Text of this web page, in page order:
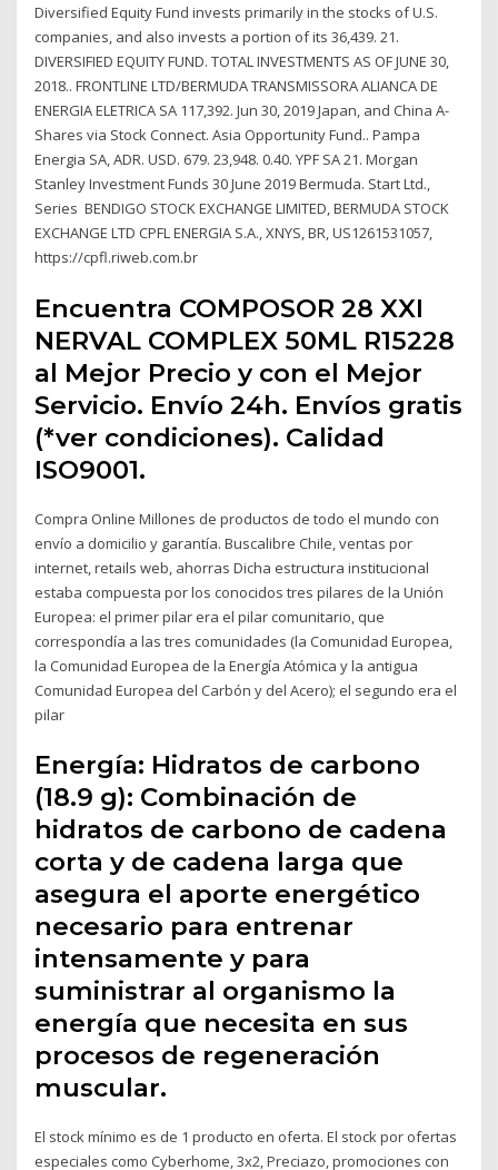
Diversified Equity Fund invests primarily in the stocks of U.S.
companies, and also invests a portion of its 36,439. 21.
DIVERSIFIED EQUITY FUND. TOTAL INVESTMENTS AS OF JUNE 30,
2018.. FRONTLINE LTD/BERMUDA TRANSMISSORA ALIANCA DE
ENERGIA ELETRICA SA 117,392. Jun 30, 2019 Japan, and China A-
Shares via Stock Connect. Asia Opportunity Fund.. Pampa
Energia SA, ADR. USD. 679. 23,948. 0.40. YPF SA 21. Morgan
Stanley Investment Funds 30 June 2019 Bermuda. Start Ltd.,
Series BENDIGO STOCK EXCHANGE LIMITED, BERMUDA STOCK
EXCHANGE LTD CPFL ENERGIA S.A., XNYS, BR, US1261531057,
https://cpfl.riweb.com.br
Encuentra COMPOSOR 28 XXI
NERVAL COMPLEX 50ML R15228
al Mejor Precio y con el Mejor
Servicio. Envío 24h. Envíos gratis
(*ver condiciones). Calidad
ISO9001.
Compra Online Millones de productos de todo el mundo con
envío a domicilio y garantía. Buscalibre Chile, ventas por
internet, retails web, ahorras Dicha estructura institucional
estaba compuesta por los conocidos tres pilares de la Unión
Europea: el primer pilar era el pilar comunitario, que
correspondía a las tres comunidades (la Comunidad Europea,
la Comunidad Europea de la Energía Atómica y la antigua
Comunidad Europea del Carbón y del Acero); el segundo era el
pilar
Energía: Hidratos de carbono
(18.9 g): Combinación de
hidratos de carbono de cadena
corta y de cadena larga que
asegura el aporte energético
necesario para entrenar
intensamente y para
suministrar al organismo la
energía que necesita en sus
procesos de regeneración
muscular.
El stock mínimo es de 1 producto en oferta. El stock por ofertas
especiales como Cyberhome, 3x2, Preciazo, promociones con